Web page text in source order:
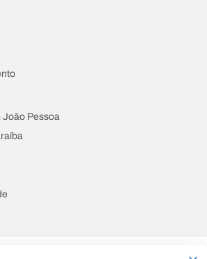
João Pessoa